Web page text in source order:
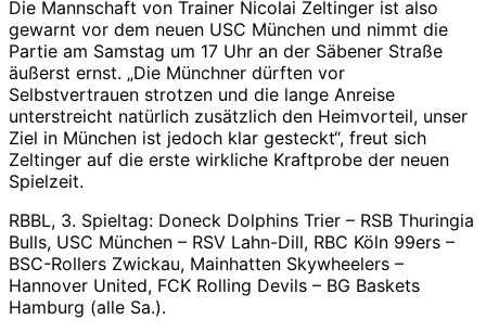
Die Mannschaft von Trainer Nicolai Zeltinger ist also
gewarnt vor dem neuen USC München und nimmt die
Partie am Samstag um 17 Uhr an der Säbener Straße
äußerst ernst. „Die Münchner dürften vor
Selbstvertrauen strotzen und die lange Anreise
unterstreicht natürlich zusätzlich den Heimvorteil, unser
Ziel in München ist jedoch klar gesteckt“, freut sich
Zeltinger auf die erste wirkliche Kraftprobe der neuen
Spielzeit.
RBBL, 3. Spieltag: Doneck Dolphins Trier – RSB Thuringia
Bulls, USC München – RSV Lahn-Dill, RBC Köln 99ers –
BSC-Rollers Zwickau, Mainhatten Skywheelers –
Hannover United, FCK Rolling Devils – BG Baskets
Hamburg (alle Sa.).